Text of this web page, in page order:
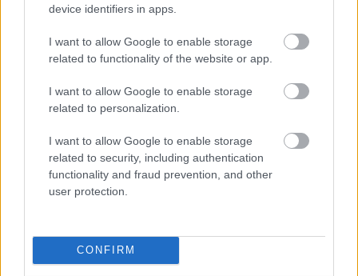
device identifiers in apps.
I want to allow Google to enable storage
related to functionality of the website or app.
I want to allow Google to enable storage
related to personalization.
I want to allow Google to enable storage
related to security, including authentication
functionality and fraud prevention, and other
user protection.
CONFIRM
Mohlo by vás zaujímať
Zmenili dispozíciu a odkryli
pôvodný charakter bytu.
Výsledkom je interiér plný
zmeny, stále budeme